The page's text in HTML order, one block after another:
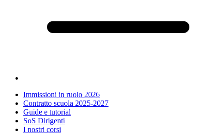
Immissioni in ruolo 2026
Contratto scuola 2025-2027
Guide e tutorial
SoS Dirigenti
I nostri corsi